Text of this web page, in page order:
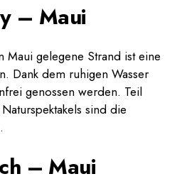
– Maui
Maui gelegene Strand ist eine
Dank dem ruhigen Wasser
genossen werden. Teil
sind die
– Maui